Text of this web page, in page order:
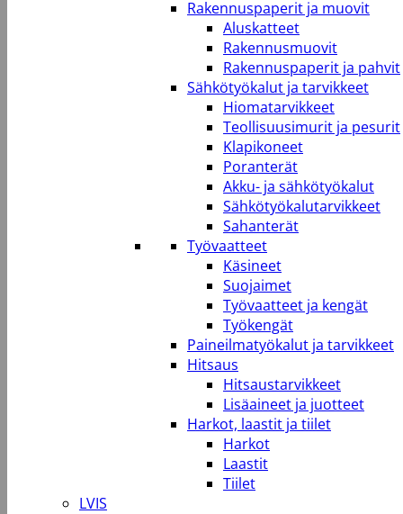
Rakennuspaperit ja muovit
Aluskatteet
Rakennusmuovit
Rakennuspaperit ja pahvit
Sähkötyökalut ja tarvikkeet
Hiomatarvikkeet
Teollisuusimurit ja pesurit
Klapikoneet
Poranterät
Akku- ja sähkötyökalut
Sähkötyökalutarvikkeet
Sahanterät
Työvaatteet
Käsineet
Suojaimet
Työvaatteet ja kengät
Työkengät
Paineilmatyökalut ja tarvikkeet
Hitsaus
Hitsaustarvikkeet
Lisäaineet ja juotteet
Harkot, laastit ja tiilet
Harkot
Laastit
Tiilet
LVIS